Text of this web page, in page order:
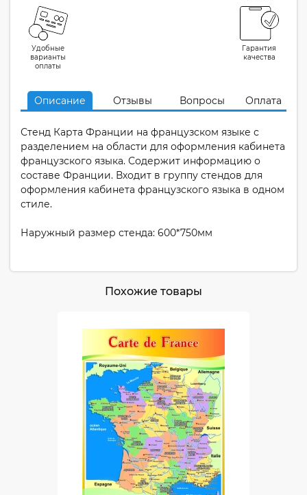
Удобные
варианты
оплаты
Гарантия
качества
Описание Отзывы Вопросы Оплата
Стенд Карта Франции на французском языке с
разделением на области для оформления кабинета
французского языка. Содержит информацию о
составе Франции. Входит в группу стендов для
оформления кабинета французского языка в одном
стиле.
Наружный размер стенда: 600*750мм
Похожие товары